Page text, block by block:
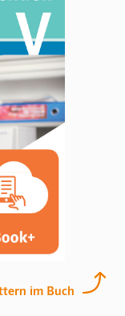
im Buch